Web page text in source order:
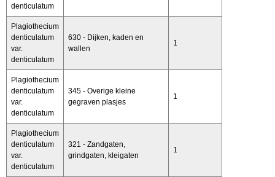
denticulatum
Plagiothecium
denticulatum
var.
denticulatum
630 - Dijken, kaden en
wallen
1
Plagiothecium
denticulatum
var.
denticulatum
345 - Overige kleine
gegraven plasjes
1
Plagiothecium
denticulatum
var.
denticulatum
321 - Zandgaten,
grindgaten, kleigaten
1